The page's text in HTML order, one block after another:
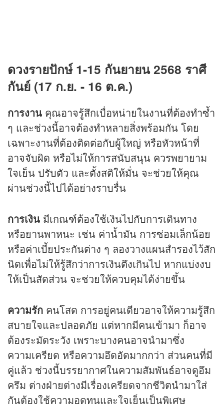
ดวงรายปักษ์ 1-15 กันยายน 2568 ราศี
กันย์ (17 ก.ย. - 16 ต.ค.)
การงาน คุณอาจรู้สึกเบื่อหน่ายในงานที่ต้องทำซ้ำ
ๆ และช่วงนี้อาจต้องทำหลายสิ่งพร้อมกัน โดย
เฉพาะงานที่ต้องติดต่อกับผู้ใหญ่ หรือหัวหน้าที่
อาจจับผิด หรือไม่ให้การสนับสนุน ควรพยายาม
ใจเย็น ปรับตัว และตั้งสติให้มั่น จะช่วยให้คุณ
ผ่านช่วงนี้ไปได้อย่างราบรื่น
การเงิน มีเกณฑ์ต้องใช้เงินไปกับการเดินทาง
หรือยานพาหนะ เช่น ค่าน้ำมัน การซ่อมเล็กน้อย
หรือค่าเบี้ยประกันต่าง ๆ ลองวางแผนสำรองไว้สัก
นิดเพื่อไม่ให้รู้สึกว่าการเงินตึงเกินไป หากแบ่งงบ
ให้เป็นสัดส่วน จะช่วยให้ควบคุมได้ง่ายขึ้น
ความรัก คนโสด การอยู่คนเดียวอาจให้ความรู้สึก
สบายใจและปลอดภัย แต่หากมีคนเข้ามา ก็อาจ
ต้องระมัดระวัง เพราะบางคนอาจนำมาซึ่ง
ความเครียด หรือความอึดอัดมากกว่า ส่วนคนที่มี
คู่แล้ว ช่วงนี้บรรยากาศในความสัมพันธ์อาจดูอึม
ครึม ต่างฝ่ายต่างมีเรื่องเครียดจากชีวิตนำมาใส่
กันต้องใช้ความอดทนและใจเย็นเป็นพิเศษ